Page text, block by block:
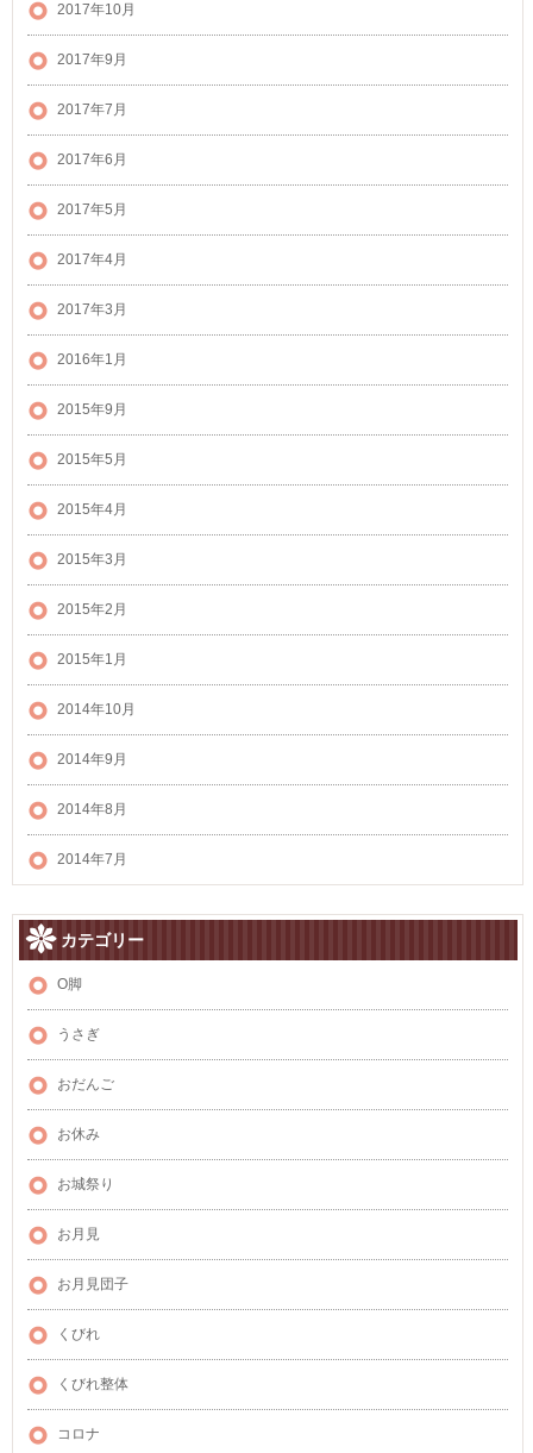
2017年10月
2017年9月
2017年7月
2017年6月
2017年5月
2017年4月
2017年3月
2016年1月
2015年9月
2015年5月
2015年4月
2015年3月
2015年2月
2015年1月
2014年10月
2014年9月
2014年8月
2014年7月
カテゴリー
O脚
うさぎ
おだんご
お休み
お城祭り
お月見
お月見団子
くびれ
くびれ整体
コロナ